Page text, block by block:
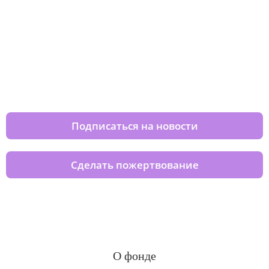
Подписаться на новости
Сделать пожертвование
О фонде